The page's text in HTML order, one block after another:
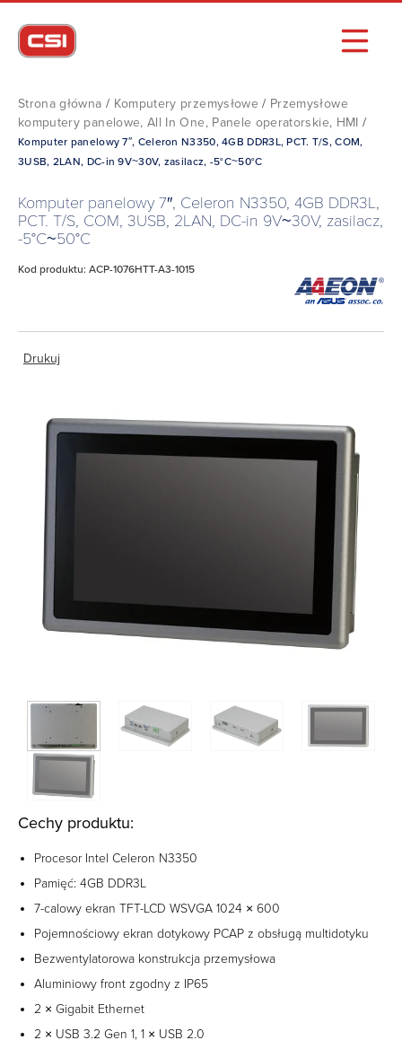
Strona główna / Komputery przemysłowe / Przemysłowe
komputery panelowe, All In One, Panele operatorskie, HMI /
Komputer panelowy 7″, Celeron N3350, 4GB DDR3L, PCT. T/S, COM,
3USB, 2LAN, DC-in 9V~30V, zasilacz, -5°C~50°C
Komputer panelowy 7″, Celeron N3350, 4GB DDR3L,
PCT. T/S, COM, 3USB, 2LAN, DC-in 9V~30V, zasilacz,
-5°C~50°C
Kod produktu: ACP-1076HTT-A3-1015
Drukuj
Cechy produktu:
Procesor Intel Celeron N3350
Pamięć: 4GB DDR3L
7-calowy ekran TFT-LCD WSVGA 1024 × 600
Pojemnościowy ekran dotykowy PCAP z obsługą multidotyku
Bezwentylatorowa konstrukcja przemysłowa
Aluminiowy front zgodny z IP65
2 × Gigabit Ethernet
2 × USB 3.2 Gen 1, 1 × USB 2.0